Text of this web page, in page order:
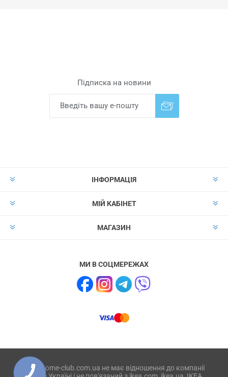
Підписка на новини
ІНФОРМАЦІЯ
МІЙ КАБІНЕТ
МАГАЗИН
МИ В СОЦМЕРЕЖАХ
Сайт home-club.com.ua не має відношення до компанії